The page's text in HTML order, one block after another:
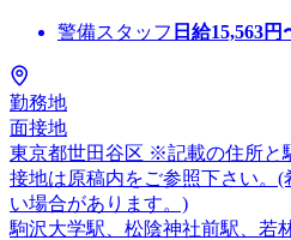
警備スタッフ 日給15,563円
勤務地
面接地
東京都世田谷区 ※記載の住所と
接地は原稿内をご参照下さい。
い場合があります。)
駒沢大学駅、松陰神社前駅、若